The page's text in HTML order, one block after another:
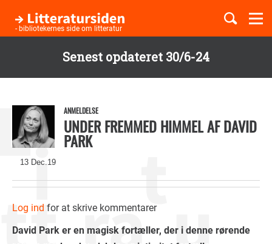
Senest opdateret 30/6-24
hovedindhold
- bibliotekernes side om litteratur
Børnebøger
13 Dec.19
ANMELDELSE
UNDER FREMMED HIMMEL AF DAVID
PARK
Log ind for at skrive kommentarer
David Park er en magisk fortæller, der i denne rørende